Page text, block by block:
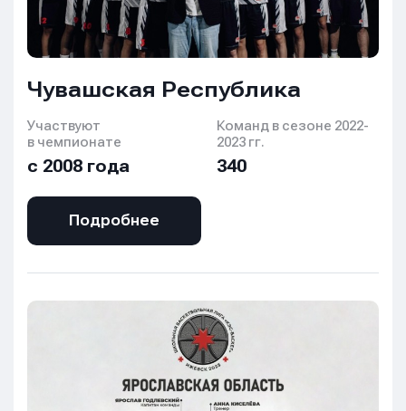
Чувашская Республика
Участвуют
в чемпионате
с 2008 года
Команд в сезоне 2022-
2023 гг.
340
Подробнее